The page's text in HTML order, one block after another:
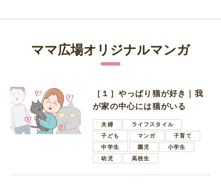
ママ広場オリジナルマンガ
［１］やっぱり猫が好き｜我
が家の中心には猫がいる
夫婦
ライフスタイル
子ども
マンガ
子育て
中学生
園児
小学生
幼児
高校生